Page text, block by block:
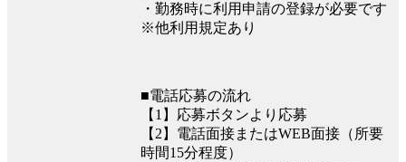
・勤務時に利用申請の登録が必要です
※他利用規定あり
■電話応募の流れ
【1】応募ボタンより応募
【2】電話面接またはWEB面接（所要
時間15分程度）